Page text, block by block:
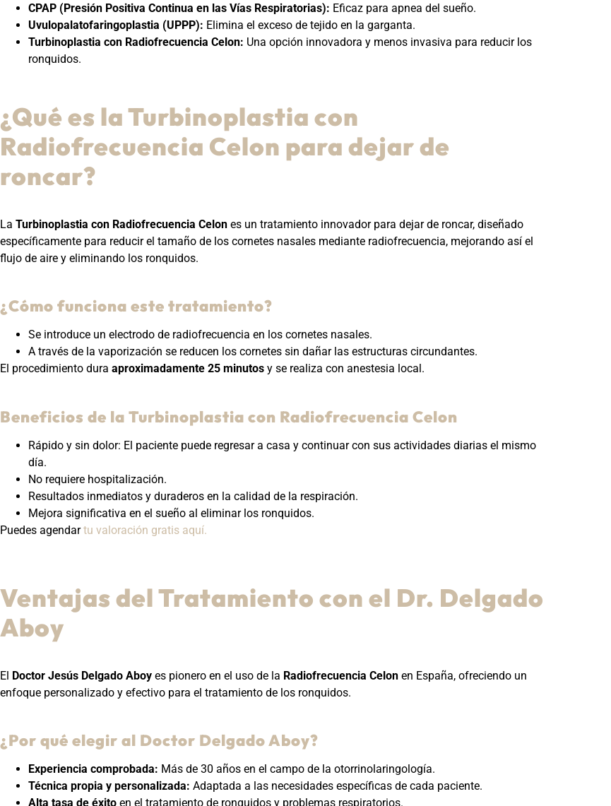
CPAP (Presión Positiva Continua en las Vías Respiratorias): Eficaz para apnea del sueño.
Uvulopalatofaringoplastia (UPPP): Elimina el exceso de tejido en la garganta.
Turbinoplastia con Radiofrecuencia Celon: Una opción innovadora y menos invasiva para reducir los
ronquidos.
¿Qué es la Turbinoplastia con
Radiofrecuencia Celon para dejar de
roncar?
La Turbinoplastia con Radiofrecuencia Celon es un tratamiento innovador para dejar de roncar, diseñado
específicamente para reducir el tamaño de los cornetes nasales mediante radiofrecuencia, mejorando así el
flujo de aire y eliminando los ronquidos.
¿Cómo funciona este tratamiento?
Se introduce un electrodo de radiofrecuencia en los cornetes nasales.
A través de la vaporización se reducen los cornetes sin dañar las estructuras circundantes.
El procedimiento dura aproximadamente 25 minutos y se realiza con anestesia local.
Beneficios de la Turbinoplastia con Radiofrecuencia Celon
Rápido y sin dolor: El paciente puede regresar a casa y continuar con sus actividades diarias el mismo
día.
No requiere hospitalización.
Resultados inmediatos y duraderos en la calidad de la respiración.
Mejora significativa en el sueño al eliminar los ronquidos.
Puedes agendartu valoración gratis aquí.
Ventajas del Tratamiento con el Dr. Delgado
Aboy
El Doctor Jesús Delgado Aboy es pionero en el uso de la Radiofrecuencia Celon en España, ofreciendo un
enfoque personalizado y efectivo para el tratamiento de los ronquidos.
¿Por qué elegir al Doctor Delgado Aboy?
Experiencia comprobada: Más de 30 años en el campo de la otorrinolaringología.
Técnica propia y personalizada: Adaptada a las necesidades específicas de cada paciente.
Alta tasa de éxito en el tratamiento de ronquidos y problemas respiratorios.